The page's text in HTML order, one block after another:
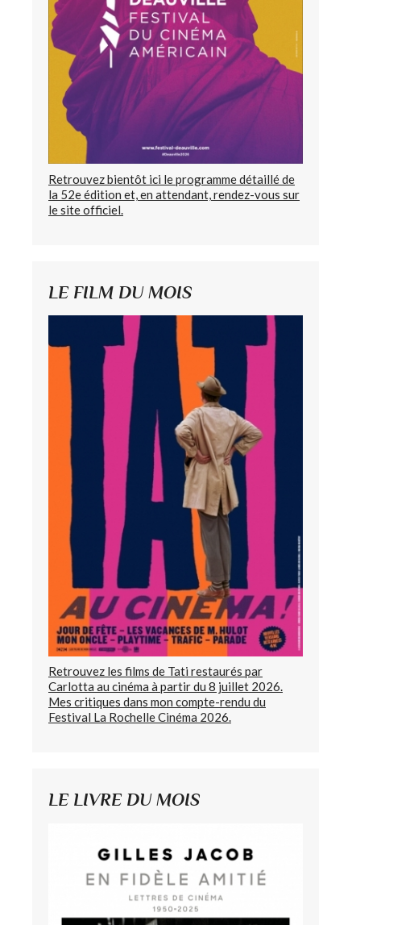
Retrouvez bientôt ici le programme détaillé de
la 52e édition et, en attendant, rendez-vous sur
le site officiel.
LE FILM DU MOIS
Retrouvez les films de Tati restaurés par
Carlotta au cinéma à partir du 8 juillet 2026.
Mes critiques dans mon compte-rendu du
Festival La Rochelle Cinéma 2026.
LE LIVRE DU MOIS